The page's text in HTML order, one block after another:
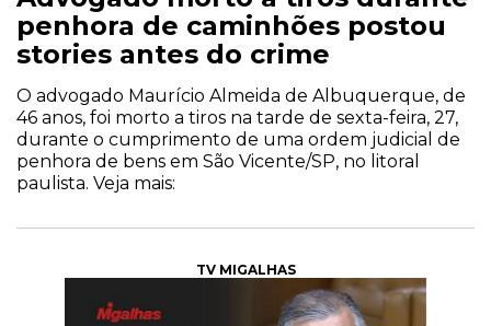
penhora de caminhões postou
stories antes do crime
O advogado Maurício Almeida de Albuquerque, de
46 anos, foi morto a tiros na tarde de sexta-feira, 27,
durante o cumprimento de uma ordem judicial de
penhora de bens em São Vicente/SP, no litoral
paulista. Veja mais:
TV MIGALHAS